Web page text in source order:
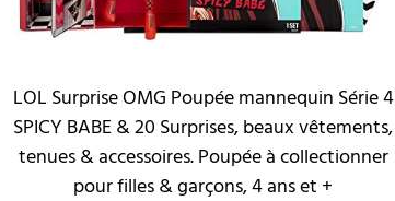
LOL Surprise OMG Poupée mannequin Série 4
SPICY BABE & 20 Surprises, beaux vêtements,
tenues & accessoires. Poupée à collectionner
pour filles & garçons, 4 ans et +